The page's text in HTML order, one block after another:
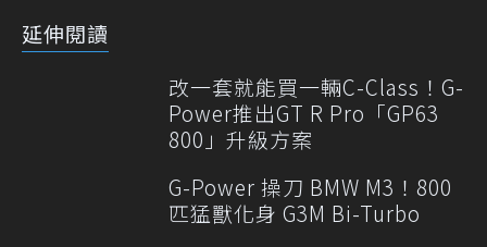
延伸閱讀
改一套就能買一輛C-Class！G-
Power推出GT R Pro「GP63
800」升級方案
G-Power 操刀 BMW M3！800
匹猛獸化身 G3M Bi-Turbo